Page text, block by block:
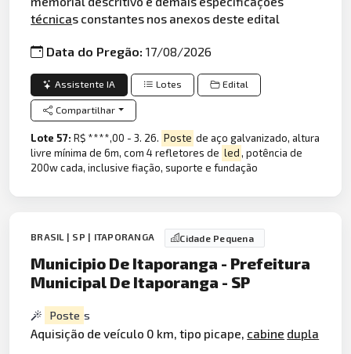
técnicas constantes nos anexos deste edital
Data do Pregão:17/08/2026
Assistente IA Lotes Edital
Compartilhar
Lote 57:R$ ****,00 - 3. 26. Poste de aço galvanizado, altura
livre mínima de 6m, com 4 refletores de led, potência de
200w cada, inclusive fiação, suporte e fundação
BRASIL | SP | ITAPORANGA Cidade Pequena
Municipio De Itaporanga - Prefeitura
Municipal De Itaporanga - SP
Poste s
Aquisição de veículo 0 km, tipo picape, cabine dupla